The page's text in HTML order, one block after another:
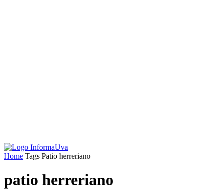
Home Tags Patio herreriano
patio herreriano